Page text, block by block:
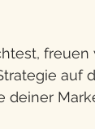
freuen
auf
deiner